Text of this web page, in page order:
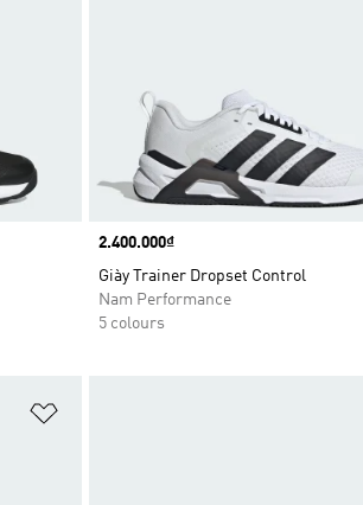
Price
2.400.000₫
Giày Trainer Dropset Control
Nam Performance
5 colours